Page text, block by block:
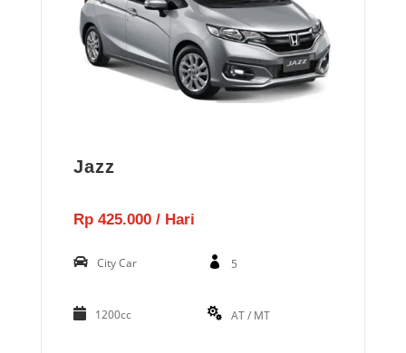
Jazz
Rp 425.000 / Hari
City Car 5
1200cc AT / MT